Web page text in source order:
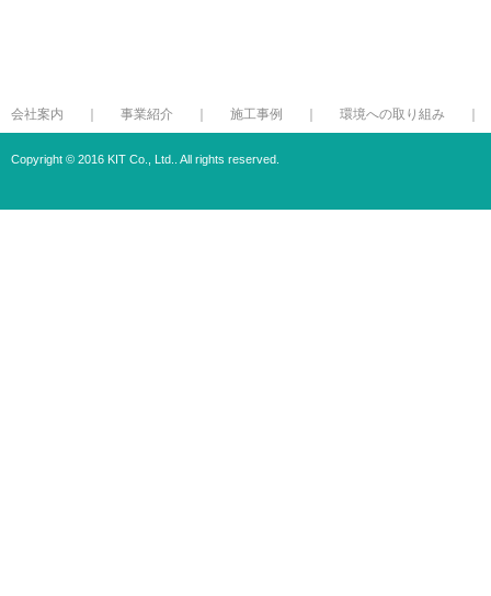
会社案内 事業紹介 施工事例 環境への取り組み
Copyright © 2016 KIT Co., Ltd.. All rights reserved.